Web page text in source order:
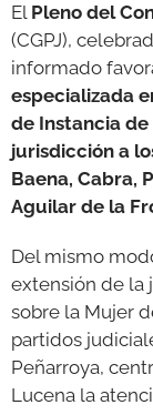
El Pleno del
(CGPJ),
informado
especializada
de Instancia
jurisdicción a
Baena, Cabra,
Aguilar de la
Del mismo
extensión de la
sobre la Mujer
partidos
Peñarroya,
Lucena la